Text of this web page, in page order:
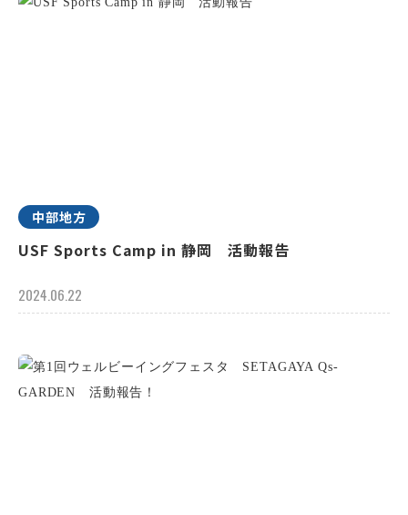
中部地方
USF Sports Camp in 静岡 活動報告
2024.06.22